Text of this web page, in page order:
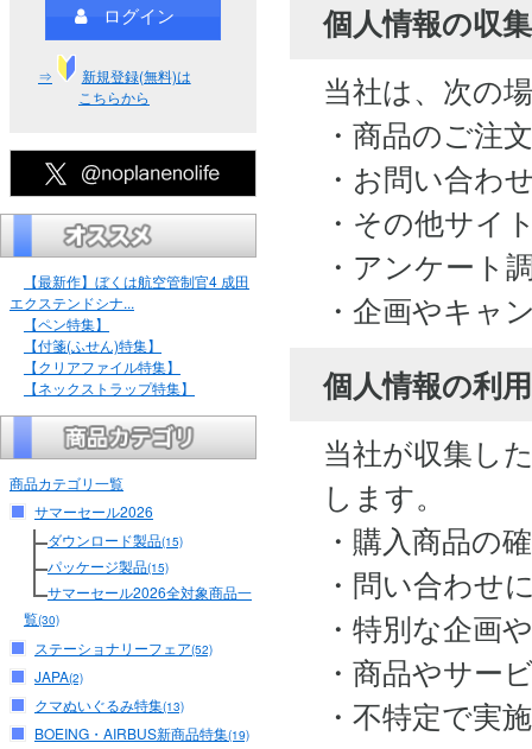
ログイン
⇒
新規登録(無料)は
こちらから
【最新作】ぼくは航空管制官4 成田
エクステンドシナ...
【ペン特集】
【付箋(ふせん)特集】
【クリアファイル特集】
【ネックストラップ特集】
商品カテゴリ一覧
サマーセール2026
ダウンロード製品(15)
パッケージ製品(15)
サマーセール2026全対象商品一
覧(30)
ステーショナリーフェア(52)
JAPA(2)
クマぬいぐるみ特集(13)
BOEING・AIRBUS新商品特集(19)
個人情報の収集
当社は、次の
・商品のご注
・お問い合わ
・その他サイ
・アンケート
・企画やキャ
個人情報の利
当社が収集し
します。
・購入商品の
・問い合わせ
・特別な企画
・商品やサー
・不特定で実